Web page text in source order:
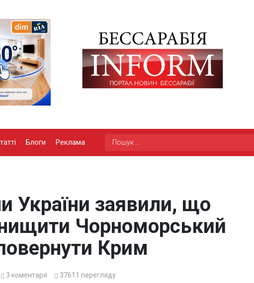
Блоги Реклама
України заявили, що
Чорноморський
Крим
3 коментаря 37611 перегляду